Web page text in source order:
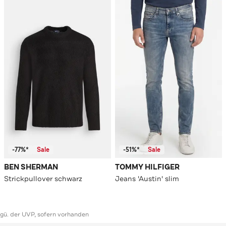
-77%* Sale
BEN SHERMAN
Strickpullover schwarz
-51%* Sale
TOMMY HILFIGER
Jeans 'Austin' slim
der UVP, sofern vorhanden